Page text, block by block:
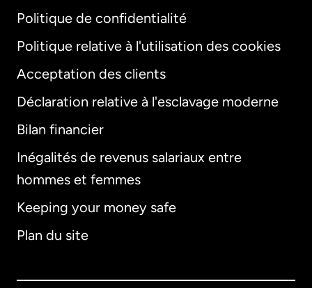
Politique de confidentialité
Politique relative à l'utilisation des cookies
Acceptation des clients
Déclaration relative à l'esclavage moderne
Bilan financier
Inégalités de revenus salariaux entre
hommes et femmes
Keeping your money safe
Plan du site
International
Allemagne